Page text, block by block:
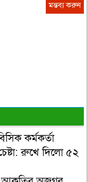
কর্মকর্তা
রুখে দিলো ৫২